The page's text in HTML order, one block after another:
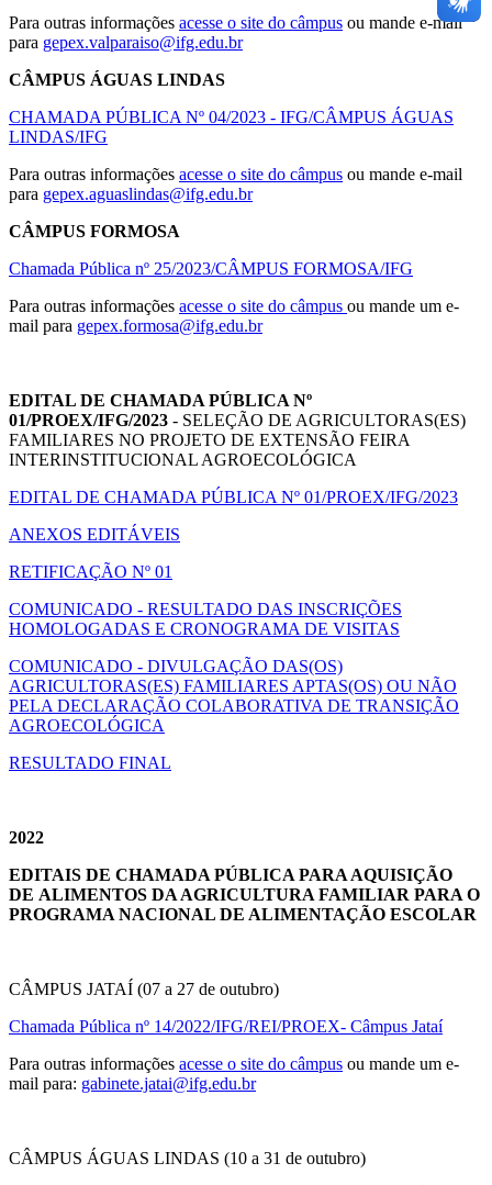
Para outras informações acesse o site do câmpus ou mande e-mail
para gepex.valparaiso@ifg.edu.br
CÂMPUS ÁGUAS LINDAS
CHAMADA PÚBLICA Nº 04/2023 - IFG/CÂMPUS ÁGUAS
LINDAS/IFG
Para outras informações acesse o site do câmpus ou mande e-mail
para gepex.aguaslindas@ifg.edu.br
CÂMPUS FORMOSA
Chamada Pública nº 25/2023/CÂMPUS FORMOSA/IFG
Para outras informações acesse o site do câmpus ou mande um e-
mail para gepex.formosa@ifg.edu.br
EDITAL DE CHAMADA PÚBLICA Nº
01/PROEX/IFG/2023 - SELEÇÃO DE AGRICULTORAS(ES)
FAMILIARES NO PROJETO DE EXTENSÃO FEIRA
INTERINSTITUCIONAL AGROECOLÓGICA
EDITAL DE CHAMADA PÚBLICA Nº 01/PROEX/IFG/2023
ANEXOS EDITÁVEIS
RETIFICAÇÃO Nº 01
COMUNICADO - RESULTADO DAS INSCRIÇÕES
HOMOLOGADAS E CRONOGRAMA DE VISITAS
COMUNICADO - DIVULGAÇÃO DAS(OS)
AGRICULTORAS(ES) FAMILIARES APTAS(OS) OU NÃO
PELA DECLARAÇÃO COLABORATIVA DE TRANSIÇÃO
AGROECOLÓGICA
RESULTADO FINAL
2022
EDITAIS DE CHAMADA PÚBLICA PARA AQUISIÇÃO
DE ALIMENTOS DA AGRICULTURA FAMILIAR PARA O
PROGRAMA NACIONAL DE ALIMENTAÇÃO ESCOLAR
CÂMPUS JATAÍ (07 a 27 de outubro)
Chamada Pública nº 14/2022/IFG/REI/PROEX- Câmpus Jataí
Para outras informações acesse o site do câmpus ou mande um e-
mail para: gabinete.jatai@ifg.edu.br
CÂMPUS ÁGUAS LINDAS (10 a 31 de outubro)